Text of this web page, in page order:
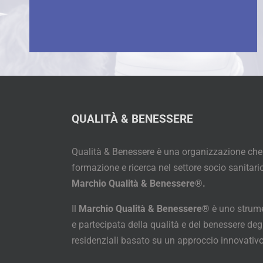
QUALITÀ & BENESSERE
Qualità & Benessere è una organizzazione
formazione e ricerca nel settore socio
Marchio Qualità & Benessere®.
Il Marchio Qualità & Benessere® è uno
e partecipata della qualità e del benessere
residenziali basato su un approccio